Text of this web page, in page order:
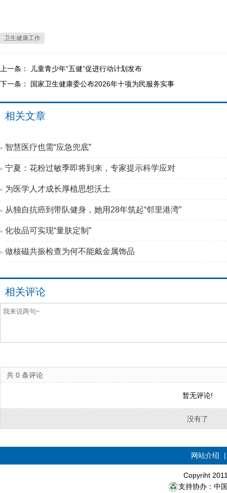
卫生健康工作
上一条：
儿童青少年“五健”促进行动计划发布
下一条： 国家卫生健康委公布2026年十项为民服务实事
相关文章
智慧医疗也需“应急兜底”
宁夏：花粉过敏季即将到来，专家提示科学应对
为医学人才成长厚植思想沃土
从独自抗癌到带队健身，她用28年筑起“邻里港湾”
化妆品可实现“量肤定制”
做核磁共振检查为何不能戴金属饰品
相关评论
共 0 条评论
暂无评论!
没有了
网站介绍
Copyriht
支持协办：中